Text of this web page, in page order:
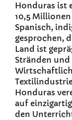
Honduras ist
10,5
Spanisch,
gesprochen,
Land ist
Stränden
Honduras
auf
den